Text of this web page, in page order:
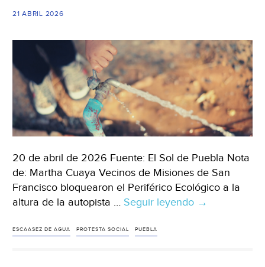
21 ABRIL 2026
20 de abril de 2026 Fuente: El Sol de Puebla Nota
de: Martha Cuaya Vecinos de Misiones de San
Francisco bloquearon el Periférico Ecológico a la
altura de la autopista … Seguir leyendo Puebla
→
ESCAASEZ DE AGUA PROTESTA SOCIAL PUEBLA